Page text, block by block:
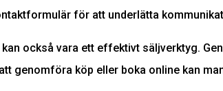
för att underlätta
kan också vara ett effektivt säljverktyg.
genomföra köp eller boka online kan